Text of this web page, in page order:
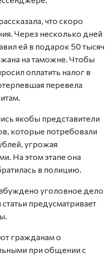
что скоро
Через несколько дней
ей в подарок 50 тысяч
на таможне. Чтобы
оплатить налог в
перевела
якобы представители
которые потребовали
угрожая
На этом этапе она
в полицию.
уголовное дело
предусматривает
гражданам о
при общении с